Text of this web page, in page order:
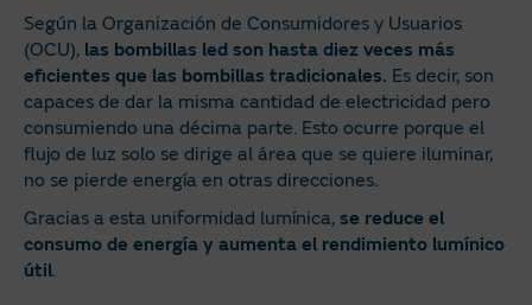
Según la Organización de Consumidores y Usuarios
(OCU), las bombillas led son hasta diez veces más
eficientes que las bombillas tradicionales. Es decir, son
capaces de dar la misma cantidad de electricidad pero
consumiendo una décima parte. Esto ocurre porque el
flujo de luz solo se dirige al área que se quiere iluminar,
no se pierde energía en otras direcciones.
Gracias a esta uniformidad lumínica, se reduce el
consumo de energía y aumenta el rendimiento lumínico
útil.